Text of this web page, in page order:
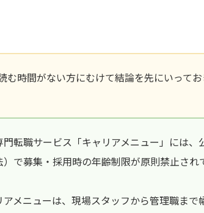
む時間がない方にむけて結論を先にいってお
門転職サービス「キャリアメニュー」には
）で募集・採用時の年齢制限が原則禁止され
アメニューは、現場スタッフから管理職ま